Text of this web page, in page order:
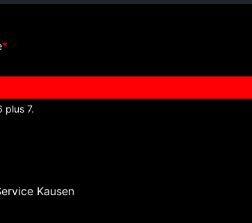
*
plus 7.
Kausen